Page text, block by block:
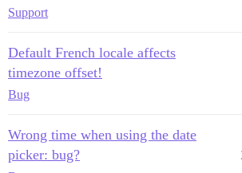
Support
Default French locale affects
timezone offset!
Bug
Wrong time when using the date
picker: bug?